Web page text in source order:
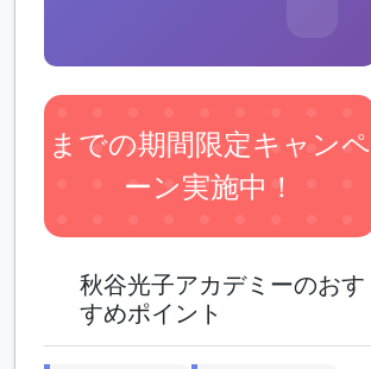
までの期間限定キャンペ
ーン実施中！
秋谷光子アカデミーのおす
すめポイント